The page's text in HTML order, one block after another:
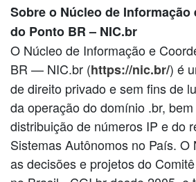
Sobre o Núcleo de Informação
do Ponto BR – NIC.br
O Núcleo de Informação e
BR — NIC.br (https://nic.br/) é
de direito privado e sem fins de
da operação do domínio .br,
distribuição de números IP e do
Sistemas Autônomos no País. O
as decisões e projetos do